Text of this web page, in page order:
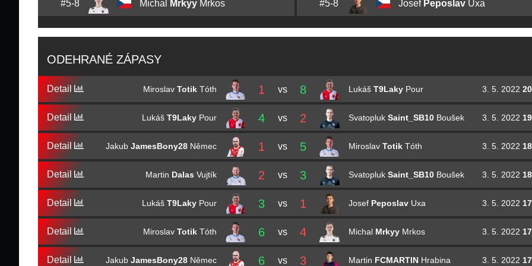
#5-8 Michal Mrkyy Mrkos #5-8 Josef Peposlav Uxa
ODEHRANÉ ZÁPASY
Detail Miroslav TotikTóth 1 vs 8 Lukáš T9LakyPour 3. 5. 2022
Detail Lukáš T9LakyPour 4 vs 2 Svatopluk Saint_SB10Boušek 3. 5. 2022
Detail Jakub JamesBony28Němec 1 vs 5 Miroslav TotikTóth 3. 5. 2022
Detail Martin Dalas Vujtík 2 vs 3 Svatopluk Saint_SB10Boušek 3. 5. 2022
Detail Lukáš T9LakyPour 3 vs 1 Josef PeposlavUxa 3. 5. 2022
Detail Miroslav TotikTóth 6 vs 4 Michal MrkyyMrkos 3. 5. 2022
Detail Jakub JamesBony28Němec 6 vs 3 Martin FCMARTINHrabina 3. 5. 2022